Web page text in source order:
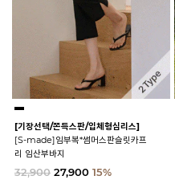
[기장선택/쫀득스판/입체형심리스]
[S-made]임부복*썸머스판슬릿카프
리 임산부바지
32,900 27,900 15%